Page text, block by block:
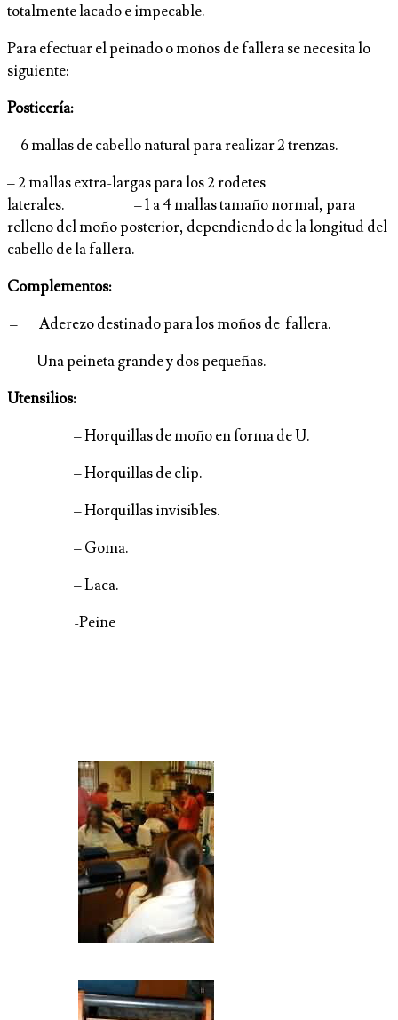
totalmente lacado e impecable.
Para efectuar el peinado o moños de fallera se necesita lo
siguiente:
Posticería:
– 6 mallas de cabello natural para realizar 2 trenzas.
– 2 mallas extra-largas para los 2 rodetes
laterales. – 1 a 4 mallas tamaño normal, para
relleno del moño posterior, dependiendo de la longitud del
cabello de la fallera.
Complementos:
– Aderezo destinado para los moños de fallera.
– Una peineta grande y dos pequeñas.
Utensilios:
– Horquillas de moño en forma de U.
– Horquillas de clip.
– Horquillas invisibles.
– Goma.
– Laca.
-Peine